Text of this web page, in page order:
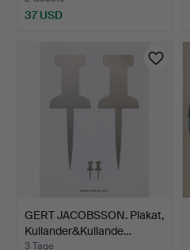
37 USD
GERT JACOBSSON. Plakat,
Kullander&Kullande…
3 Tage